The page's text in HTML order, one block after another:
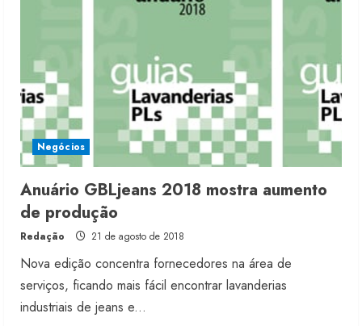
Negócios
Anuário GBLjeans 2018 mostra aumento
de produção
Redação 21 de agosto de 2018
Nova edição concentra fornecedores na área de
serviços, ficando mais fácil encontrar lavanderias
industriais de jeans e...